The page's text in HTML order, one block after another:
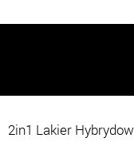
2in1 Lakier